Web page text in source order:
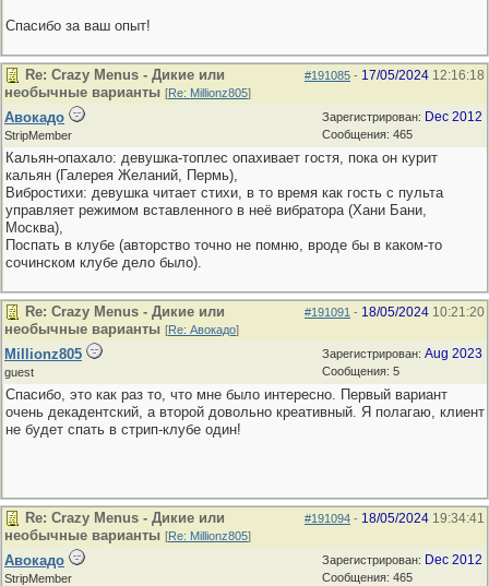
Спасибо за ваш опыт!
#191085 - 17/05/2024 12:16:18
Re: Crazy Menus - Дикие или
необычные варианты [Re: Millionz805]
Зарегистрирован: Dec 2012
Сообщения: 465
Авокадо
StripMember
Кальян-опахало: девушка-топлес опахивает гостя, пока он курит
кальян (Галерея Желаний, Пермь),
Вибростихи: девушка читает стихи, в то время как гость с пульта
управляет режимом вставленного в неё вибратора (Хани Бани,
Москва),
Поспать в клубе (авторство точно не помню, вроде бы в каком-то
сочинском клубе дело было).
#191091 - 18/05/2024 10:21:20
Re: Crazy Menus - Дикие или
необычные варианты [Re: Авокадо]
Зарегистрирован: Aug 2023
Сообщения: 5
Millionz805
guest
Спасибо, это как раз то, что мне было интересно. Первый вариант
очень декадентский, а второй довольно креативный. Я полагаю, клиент
не будет спать в стрип-клубе один!
#191094 - 18/05/2024 19:34:41
Re: Crazy Menus - Дикие или
необычные варианты [Re: Millionz805]
Зарегистрирован: Dec 2012
Сообщения: 465
Авокадо
StripMember